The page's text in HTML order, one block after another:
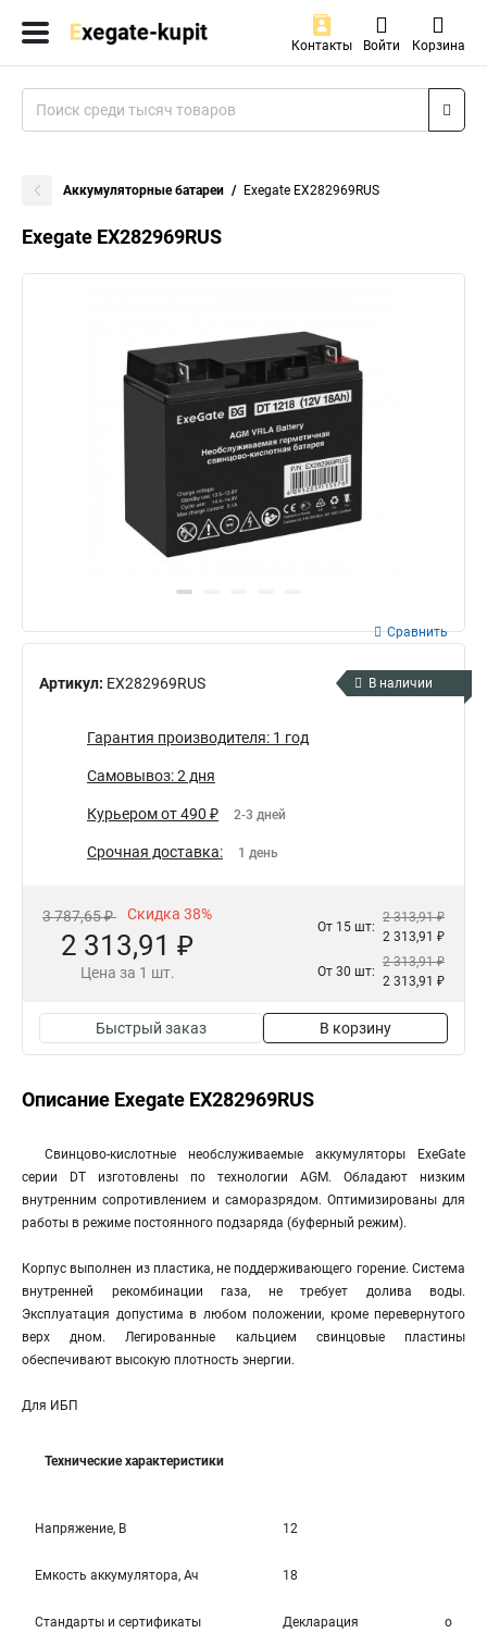
Контакты Войти Корзина
Аккумуляторные батареи Exegate EX282969RUS
Exegate EX282969RUS
Артикул: EX282969RUS
Сравнить
В наличии
Гарантия производителя: 1 год
Самовывоз: 2 дня
Курьером от 490 ₽ 2-3 дней
Срочная доставка: 1 день
3 787,65 ₽ Скидка 38%
2 313,91 ₽
Цена за 1 шт.
От 15 шт:
2 313,91 ₽
2 313,91 ₽
От 30 шт:
2 313,91 ₽
2 313,91 ₽
Быстрый заказ В корзину
Описание Exegate EX282969RUS
Свинцово-кислотные необслуживаемые аккумуляторы ExeGate
серии DT изготовлены по технологии AGM. Обладают низким
внутренним сопротивлением и саморазрядом. Оптимизированы для
работы в режиме постоянного подзаряда (буферный режим).
Корпус выполнен из пластика, не поддерживающего горение. Система
внутренней рекомбинации газа, не требует долива воды.
Эксплуатация допустима в любом положении, кроме перевернутого
верх дном. Легированные кальцием свинцовые пластины
обеспечивают высокую плотность энергии.
Для ИБП
Технические характеристики
Напряжение, В 12
Емкость аккумулятора, Ач 18
Стандарты и сертификаты
Декларация о